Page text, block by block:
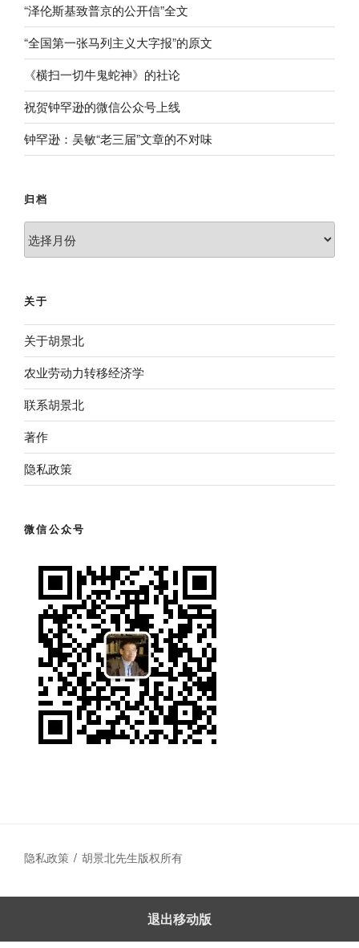
“泽伦斯基致普京的公开信”全文
“全国第一张马列主义大字报”的原文
《横扫一切牛鬼蛇神》的社论
祝贺钟罕逊的微信公众号上线
钟罕逊：吴敏“老三届”文章的不对味
归档
档
关于
关于胡景北
农业劳动力转移经济学
联系胡景北
著作
隐私政策
微信公众号
隐私政策 胡景北先生版权所有
退出移动版